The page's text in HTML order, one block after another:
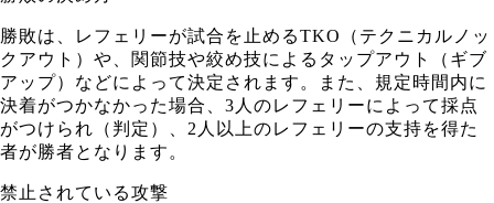
勝敗は、レフェリーが試合を止めるTKO（テクニカルノッ
クアウト）や、関節技や絞め技によるタップアウト（ギブ
アップ）などによって決定されます。また、規定時間内に
決着がつかなかった場合、3人のレフェリーによって採点
がつけられ（判定）、2人以上のレフェリーの支持を得た
者が勝者となります。
禁止されている攻撃